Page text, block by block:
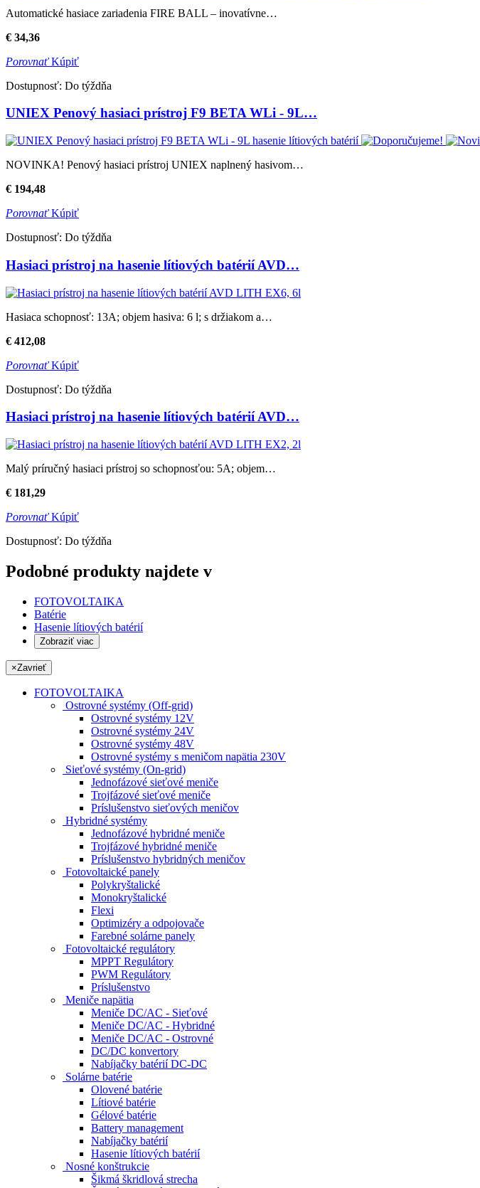
Automatické hasiace zariadenia FIRE BALL – inovatívne…
€ 34,36
Porovnať Kúpiť
Dostupnosť: Do týždňa
UNIEX Penový hasiaci prístroj F9 BETA WLi - 9L…
NOVINKA! Penový hasiaci prístroj UNIEX naplnený hasivom…
€ 194,48
Porovnať Kúpiť
Dostupnosť: Do týždňa
Hasiaci prístroj na hasenie lítiových batérií AVD…
Hasiaca schopnosť: 13A; objem hasiva: 6 l; s držiakom a…
€ 412,08
Porovnať Kúpiť
Dostupnosť: Do týždňa
Hasiaci prístroj na hasenie lítiových batérií AVD…
Malý príručný hasiaci prístroj so schopnosťou: 5A; objem…
€ 181,29
Porovnať Kúpiť
Dostupnosť: Do týždňa
Podobné produkty najdete v
FOTOVOLTAIKA
Batérie
Hasenie lítiových batérií
Zobraziť viac
×Zavrieť
FOTOVOLTAIKA
Ostrovné systémy (Off-grid)
Ostrovné systémy 12V
Ostrovné systémy 24V
Ostrovné systémy 48V
Ostrovné systémy s meničom napätia 230V
Sieťové systémy (On-grid)
Jednofázové sieťové meniče
Trojfázové sieťové meniče
Príslušenstvo sieťových meničov
Hybridné systémy
Jednofázové hybridné meniče
Trojfázové hybridné meniče
Príslušenstvo hybridných meničov
Fotovoltaické panely
Polykryštalické
Monokryštalické
Flexi
Optimizéry a odpojovače
Farebné solárne panely
Fotovoltaické regulátory
MPPT Regulátory
PWM Regulátory
Príslušenstvo
Meniče napätia
Meniče DC/AC - Sieťové
Meniče DC/AC - Hybridné
Meniče DC/AC - Ostrovné
DC/DC konvertory
Nabíjačky batérií DC-DC
Solárne batérie
Olovené batérie
Lítiové batérie
Gélové batérie
Battery management
Nabíjačky batérií
Hasenie lítiových batérií
Nosné konštrukcie
Šikmá škridlová strecha